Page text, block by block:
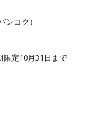
コク）
定10月31日まで